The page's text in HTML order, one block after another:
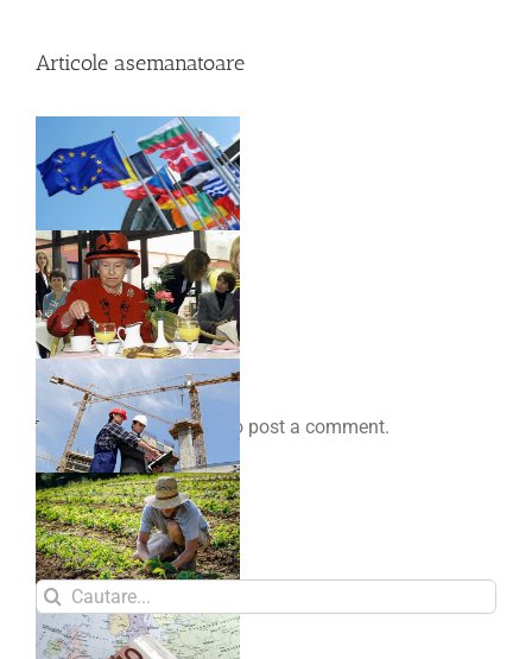
Articole asemanatoare
Comenteaza
You must belogged in to post a comment.
Search
for: